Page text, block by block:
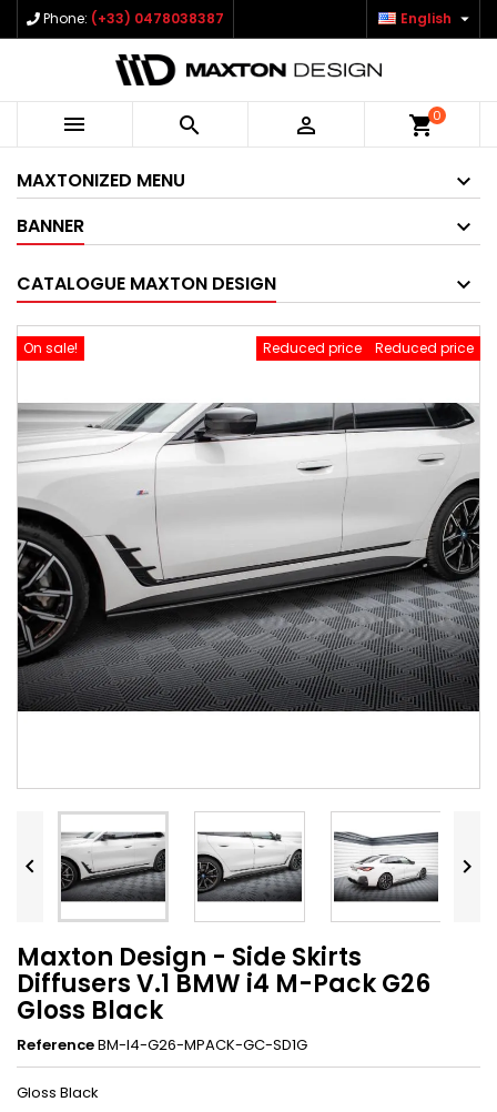
Phone: (+33) 0478038387 English 
   shopping_cart0
MAXTONIZED MENU
BANNER
CATALOGUE MAXTON DESIGN
On sale! Reduced price
Reduced price
 
Maxton Design - Side Skirts
Diffusers V.1 BMW i4 M-Pack G26
Gloss Black
ReferenceBM-I4-G26-MPACK-GC-SD1G
Gloss Black